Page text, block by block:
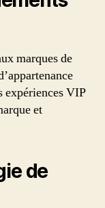
marques de
expériences VIP
et
de